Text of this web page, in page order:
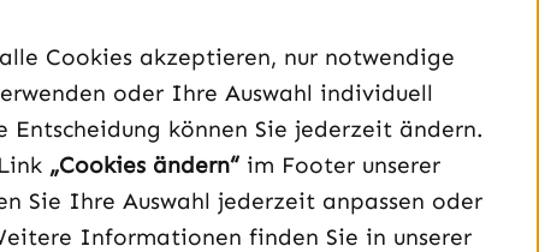
Vertrag widerrufen
Schau auf Instagram vorbei – öffnet in neuem Tab
Sieh dir unsere TikTok-Videos an – öffnet in neuem
Sieh dir unsere Videos auf YouTube an – öffnet
Cookies akzeptieren, nur notwendige
oder Ihre Auswahl individuell
Entscheidung können Sie jederzeit ändern.
„Cookies ändern“im Footer unserer
Sie Ihre Auswahl jederzeit anpassen oder
Informationen finden Sie in unserer